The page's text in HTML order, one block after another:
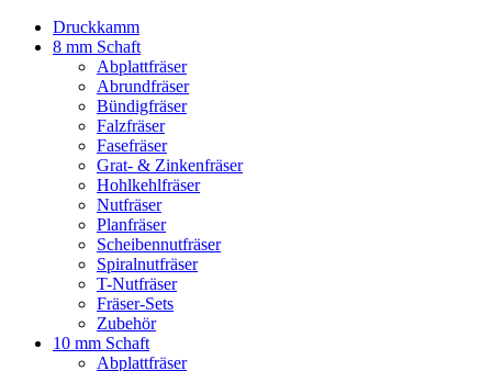
Druckkamm
8 mm Schaft
Abplattfräser
Abrundfräser
Bündigfräser
Falzfräser
Fasefräser
Grat- & Zinkenfräser
Hohlkehlfräser
Nutfräser
Planfräser
Scheibennutfräser
Spiralnutfräser
T-Nutfräser
Fräser-Sets
Zubehör
10 mm Schaft
Abplattfräser